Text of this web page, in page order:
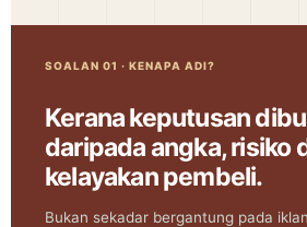
SOALAN 01 · KENAPA ADI?
Kerana keputusan
daripada angka, risiko
kelayakan pembeli.
Bukan sekadar bergantung pada